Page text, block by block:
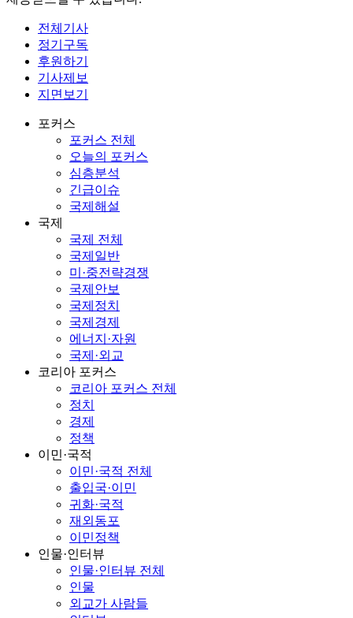
전체기사
정기구독
후원하기
기사제보
지면보기
포커스
포커스 전체
오늘의 포커스
심층분석
긴급이슈
국제해설
국제
국제 전체
국제일반
미·중전략경쟁
국제안보
국제정치
국제경제
에너지·자원
국제·외교
코리아 포커스
코리아 포커스 전체
정치
경제
정책
이민·국적
이민·국적 전체
출입국·이민
귀화·국적
재외동포
이민정책
인물·인터뷰
인물·인터뷰 전체
인물
외교가 사람들